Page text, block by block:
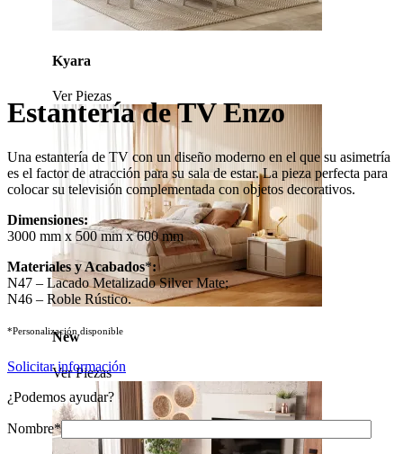
Kyara
Ver Piezas
New
Ver Piezas
Estantería de TV Enzo
Una estantería de TV con un diseño moderno en el que su asimetría
es el factor de atracción para su sala de estar. La pieza perfecta para
colocar su televisión complementada con objetos decorativos.
Dimensiones:
3000 mm x 500 mm x 600 mm
Materiales y Acabados*:
N47 – Lacado Metalizado Silver Mate;
N46 – Roble Rústico.
*Personalización disponible
Solicitar información
¿Podemos ayudar?
Nombre*